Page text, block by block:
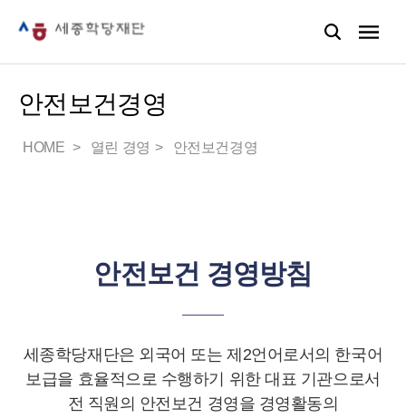
안전보건경영
HOME 열린 경영 안전보건경영
안전보건 경영방침
세종학당재단은 외국어 또는 제2언어로서의 한국어
보급을 효율적으로 수행하기 위한 대표 기관으로서
전 직원의 안전보건 경영을 경영활동의